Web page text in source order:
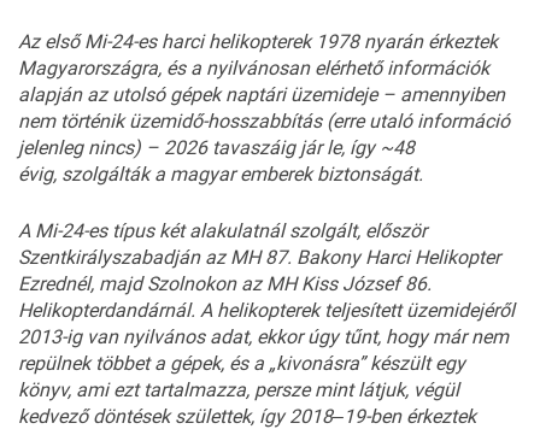
Az első Mi-24-es harci helikopterek1978 nyarán érkeztek
Magyarországra, és a nyilvánosan elérhető információk
alapján az utolsó gépek naptári üzemideje – amennyiben
nem történik üzemidő-hosszabbítás (erre utaló információ
jelenleg nincs) – 2026 tavaszáig jár le, így ~48
évig, szolgálták a magyar emberek biztonságát.
A Mi-24-es típus két alakulatnál szolgált, először
Szentkirályszabadján az MH 87. Bakony Harci Helikopter
Ezrednél, majd Szolnokon az MH Kiss József 86.
Helikopterdandárnál. A helikopterek teljesített üzemidejéről
2013-ig van nyilvános adat, ekkor úgy tűnt, hogy már nem
repülnek többet a gépek, és a „kivonásra” készült egy
könyv, ami ezt tartalmazza, persze mint látjuk, végül
kedvező döntések születtek, így 2018‒19-ben érkeztek